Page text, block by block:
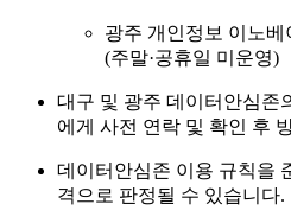
광주 개인정보 이노베
(주말·공휴일 미운영)
대구 및 광주 데이터안심존
에게 사전 연락 및 확인 후
데이터안심존 이용 규칙을
격으로 판정될 수 있습니다.